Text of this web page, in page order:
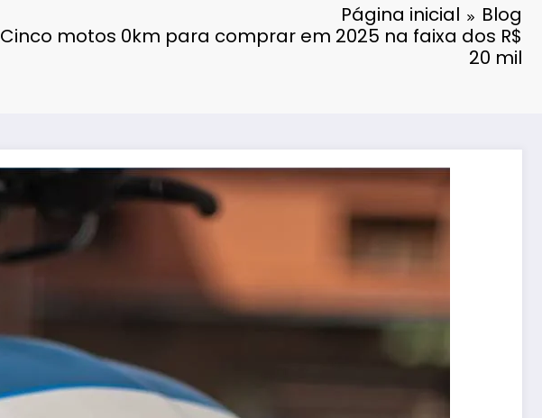
Página inicial
Blog
Cinco motos 0km para comprar em 2025 na faixa dos R$
20 mil